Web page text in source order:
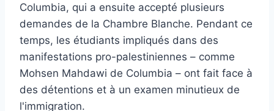
Columbia, qui a ensuite accepté plusieurs
demandes de la Chambre Blanche. Pendant ce
temps, les étudiants impliqués dans des
manifestations pro-palestiniennes – comme
Mohsen Mahdawi de Columbia – ont fait face à
des détentions et à un examen minutieux de
l'immigration.